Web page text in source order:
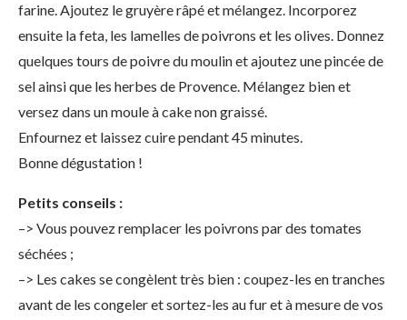
farine. Ajoutez le gruyère râpé et mélangez. Incorporez
ensuite la feta, les lamelles de poivrons et les olives. Donnez
quelques tours de poivre du moulin et ajoutez une pincée de
sel ainsi que les herbes de Provence. Mélangez bien et
versez dans un moule à cake non graissé.
Enfournez et laissez cuire pendant 45 minutes.
Bonne dégustation !
Petits conseils :
–> Vous pouvez remplacer les poivrons par des tomates
séchées ;
–> Les cakes se congèlent très bien : coupez-les en tranches
avant de les congeler et sortez-les au fur et à mesure de vos